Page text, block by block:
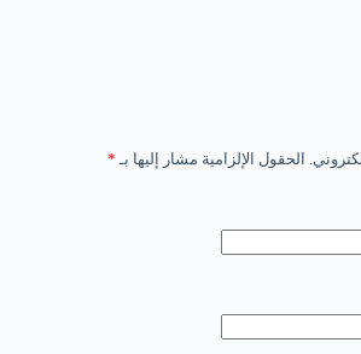
الحقول الإلزامية مشار إليها بـ *